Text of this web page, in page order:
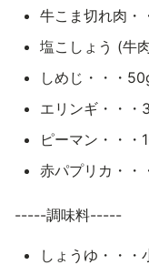
牛こま切れ肉・
塩こしょう (牛
しめじ・・・
エリンギ・・・
ピーマン・・・
赤パプリカ・・
-----調味料-----
しょうゆ・・・